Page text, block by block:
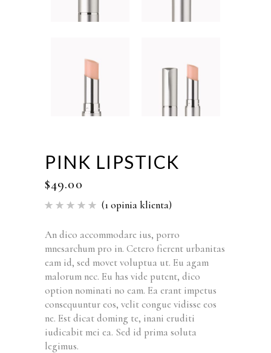
PINK LIPSTICK
$49.00
Oceniony
podstawie
1
klienta
(1opinia klienta)
An dico accommodare ius, porro
mnesarchum pro in. Cetero fierent urbanitas
eam id, sed movet voluptua ut. Eu agam
malorum nec. Eu has vide putent, dico
option nominati no eam. Ea erant impetus
consequuntur eos, velit congue vidisse eos
ne. Est dicat doming te, inani eruditi
iudicabit mei ea. Sed id prima soluta
legimus.